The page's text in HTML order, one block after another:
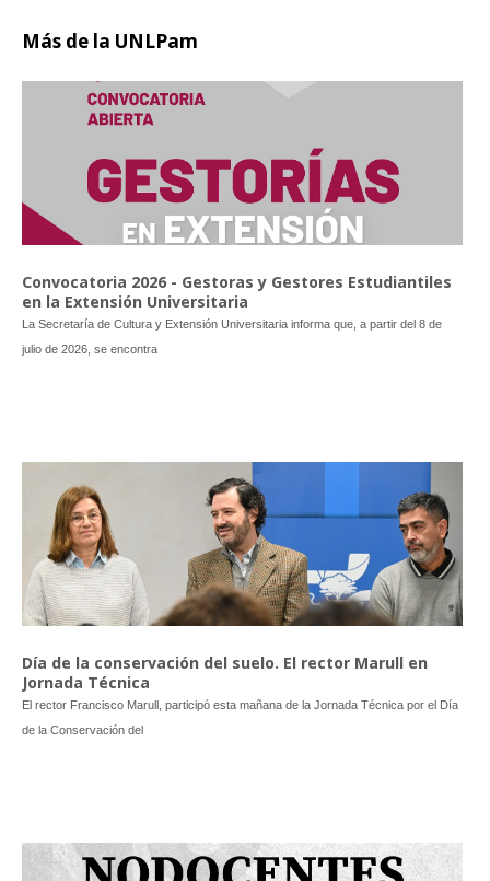
Más de la UNLPam
Convocatoria 2026 - Gestoras y Gestores Estudiantiles
en la Extensión Universitaria
La Secretaría de Cultura y Extensión Universitaria informa que, a partir del 8 de
julio de 2026, se encontra
Día de la conservación del suelo. El rector Marull en
Jornada Técnica
El rector Francisco Marull, participó esta mañana de la Jornada Técnica por el Día
de la Conservación del